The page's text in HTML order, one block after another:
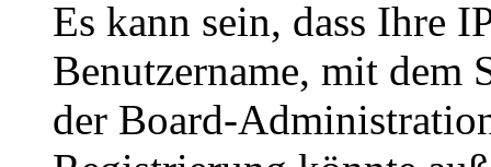
Es kann sein, dass Ihre
Benutzername, mit dem
der Board-